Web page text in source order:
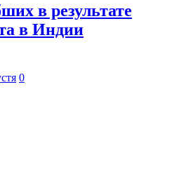
в результате
в Индии
0